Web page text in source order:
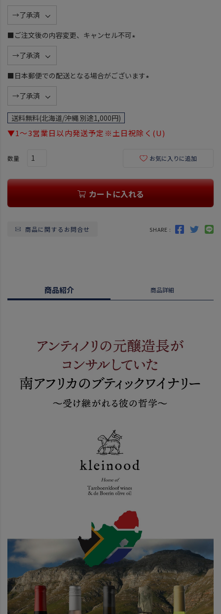
■ご注文後の内容変更、キャンセル不可
須
■日本郵便での配送となる場合がございます
送料無料(北海道/沖縄 別途1,000円)
▼1～3営業日以内発送予定※土日祝除く(U)
お気に入りに追加
カートに入れる
商品に関するお問合せ SHARE :
商品紹介 商品詳細